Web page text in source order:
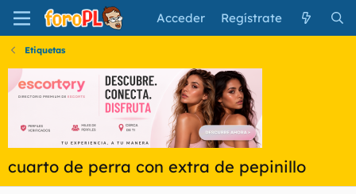
Acceder Regístrate
Etiquetas
cuarto de perra con extra de pepinillo